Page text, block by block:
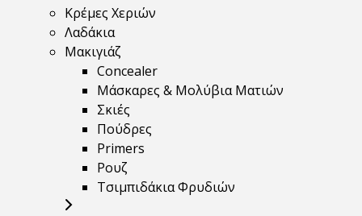
Κρέμες Χεριών
Λαδάκια
Μακιγιάζ
Concealer
Μάσκαρες & Μολύβια Ματιών
Σκιές
Πούδρες
Primers
Ρουζ
Τσιμπιδάκια Φρυδιών